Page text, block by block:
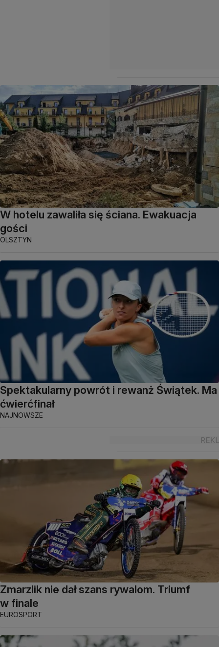
W hotelu zawaliła się ściana. Ewakuacja
gości
OLSZTYN
Spektakularny powrót i rewanż Świątek. Ma
ćwierćfinał
NAJNOWSZE
Zmarzlik nie dał szans rywalom. Triumf
w finale
EUROSPORT